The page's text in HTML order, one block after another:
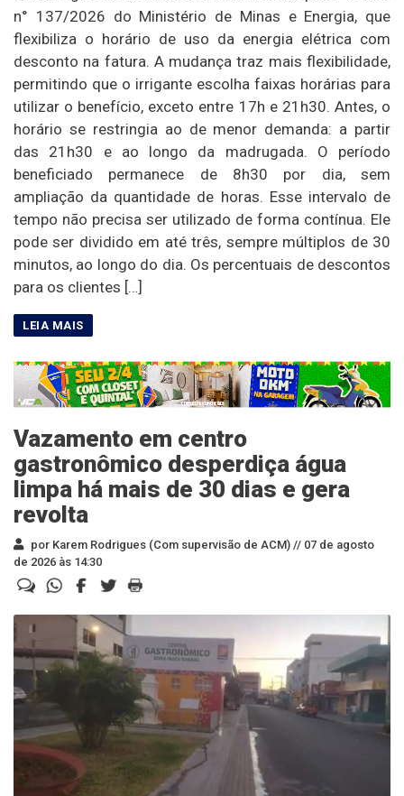
n° 137/2026 do Ministério de Minas e Energia, que
flexibiliza o horário de uso da energia elétrica com
desconto na fatura. A mudança traz mais flexibilidade,
permitindo que o irrigante escolha faixas horárias para
utilizar o benefício, exceto entre 17h e 21h30. Antes, o
horário se restringia ao de menor demanda: a partir
das 21h30 e ao longo da madrugada. O período
beneficiado permanece de 8h30 por dia, sem
ampliação da quantidade de horas. Esse intervalo de
tempo não precisa ser utilizado de forma contínua. Ele
pode ser dividido em até três, sempre múltiplos de 30
minutos, ao longo do dia. Os percentuais de descontos
para os clientes […]
Vazamento em centro
gastronômico desperdiça água
limpa há mais de 30 dias e gera
revolta
por Karem Rodrigues (Com supervisão de ACM) // 07 de agosto
de 2026 às 14:30